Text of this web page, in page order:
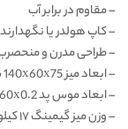
– مقاوم در برابر آب
– کاپ هولدر یا
– طراحی مدرن و
– ابعاد میز 140x60x75 سانتی‌متر
–ابعاد موس پد 70x60x0.2
–وزن میز گیمینگ ۱۷ کیلوگرم